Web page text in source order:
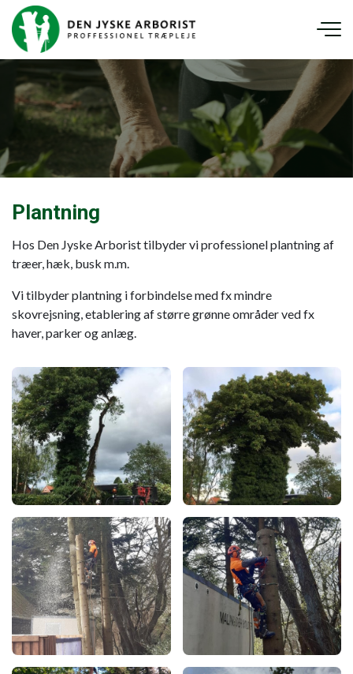
hovedindhold
Plantning
Hos Den Jyske Arborist tilbyder vi professionel plantning af
træer, hæk, busk m.m.
Vi tilbyder plantning i forbindelse med fx mindre
skovrejsning, etablering af større grønne områder ved fx
haver, parker og anlæg.